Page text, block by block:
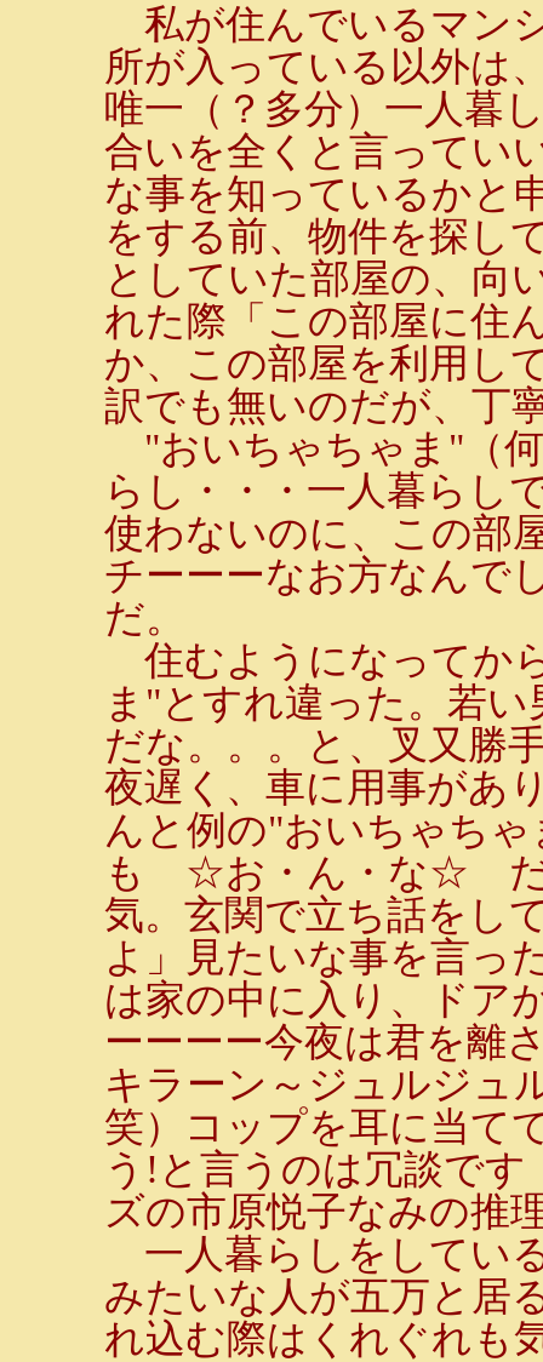
私が住んでいるマン
所が入っている以外は
唯一（？多分）一人暮
合いを全くと言ってい
な事を知っているかと
をする前、物件を探し
としていた部屋の、向
れた際「この部屋に住
か、この部屋を利用し
訳でも無いのだが、丁
"おいちゃちゃま"（
らし・・・一人暮らし
使わないのに、この部
チーーーなお方なんで
だ。
住むようになってか
ま"とすれ違った。若
だな。。。と、叉又勝
夜遅く、車に用事があ
んと例の"おいちゃち
も ☆お・ん・な☆ だ!
気。玄関で立ち話をし
よ」見たいな事を言っ
は家の中に入り、ドア
ーーーー今夜は君を
キラーン～ジュルジュ
笑）コップを耳に当て
う!と言うのは冗談で
ズの市原悦子なみの推
一人暮らしをしてい
みたいな人が五万と居
れ込む際はくれぐれも